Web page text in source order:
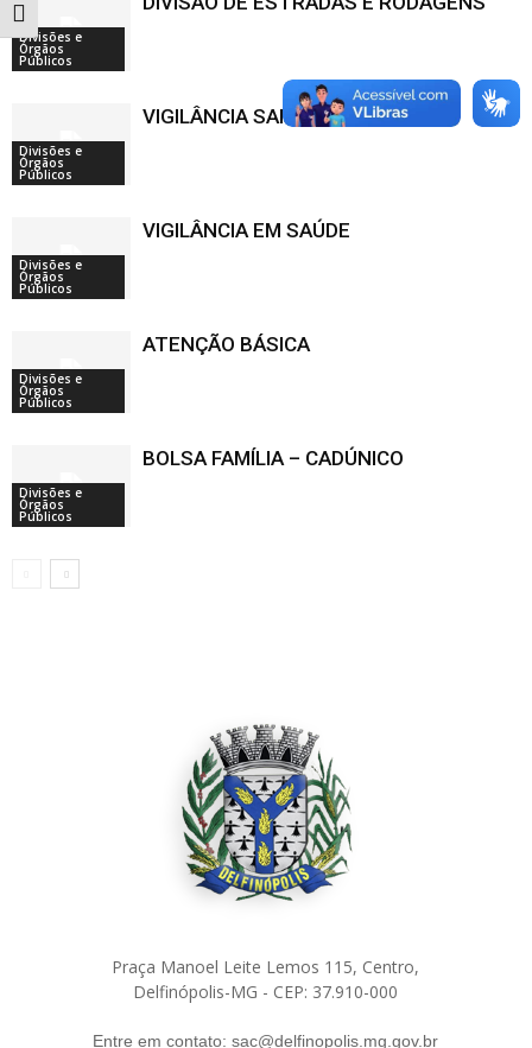
Alternar tamanho da fonte
Divisões e
Órgãos
Públicos
Divisões e
Órgãos
Públicos
VIGILÂNCIA SANITÁRIA
Divisões e
Órgãos
Públicos
VIGILÂNCIA EM SAÚDE
Divisões e
Órgãos
Públicos
ATENÇÃO BÁSICA
Divisões e
Órgãos
Públicos
BOLSA FAMÍLIA – CADÚNICO
Praça Manoel Leite Lemos 115, Centro,
Delfinópolis-MG - CEP: 37.910-000
Entre em contato: sac@delfinopolis.mg.gov.br